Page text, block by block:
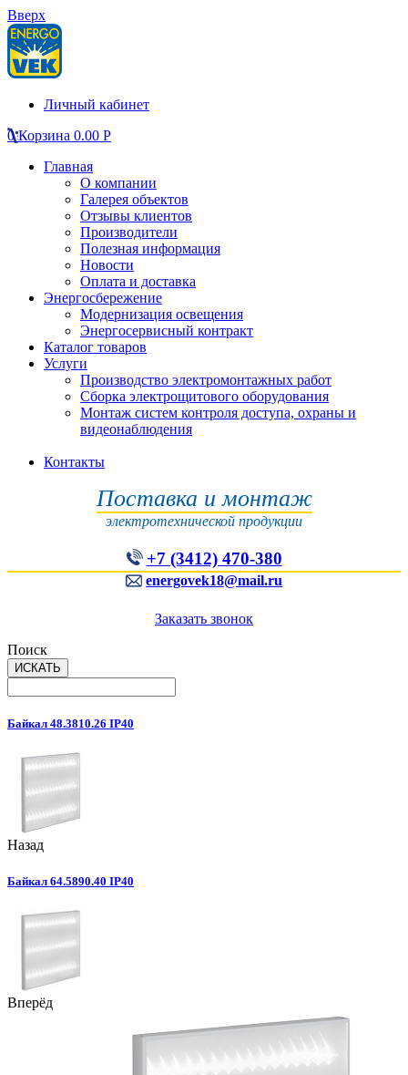
Вверх
Личный кабинет
0 Корзина 0.00 Р
Главная
О компании
Галерея объектов
Отзывы клиентов
Производители
Полезная информация
Новости
Оплата и доставка
Энергосбережение
Модернизация освещения
Энергосервисный контракт
Каталог товаров
Услуги
Производство электромонтажных работ
Сборка электрощитового оборудования
Монтаж систем контроля доступа, охраны и
видеонаблюдения
Контакты
Поставка и монтаж
электротехнической продукции
+7 (3412) 470-380
energovek18@mail.ru
Заказать звонок
Поиск
Байкал 48.3810.26 IP40
Назад
Байкал 64.5890.40 IP40
Вперёд